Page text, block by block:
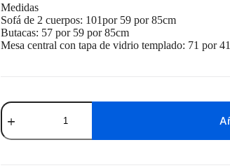
Medidas
Sofá de 2 cuerpos: 101por 59 por 85cm
Butacas: 57 por 59 por 85cm
Mesa central con tapa de vidrio templado: 71 por
Set
Living
Exterior
Apolo